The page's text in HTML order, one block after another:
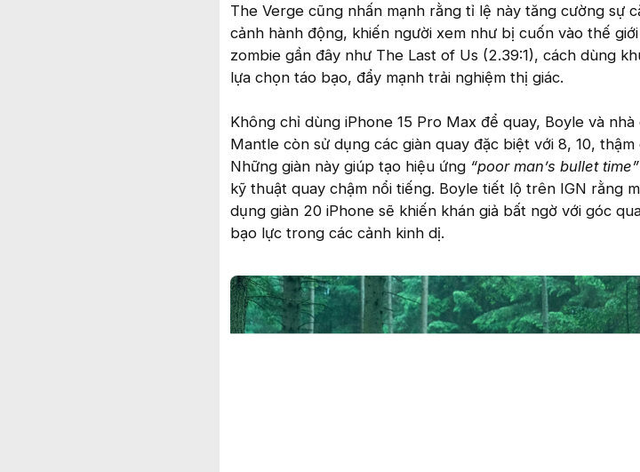
The Verge cũng nhấn mạnh rằng tỉ lệ này tăng cường sự
cảnh hành động, khiến người xem như bị cuốn vào thế
zombie gần đây như The Last of Us (2.39:1), cách dùng
lựa chọn táo bạo, đẩy mạnh trải nghiệm thị giác.
Không chỉ dùng iPhone 15 Pro Max để quay, Boyle và
Mantle còn sử dụng các giàn quay đặc biệt với 8, 10,
Những giàn này giúp tạo hiệu ứng “poor man’s bullet time”
kỹ thuật quay chậm nổi tiếng. Boyle tiết lộ trên IGN rằng
dụng giàn 20 iPhone sẽ khiến khán giả bất ngờ với góc
bạo lực trong các cảnh kinh dị.